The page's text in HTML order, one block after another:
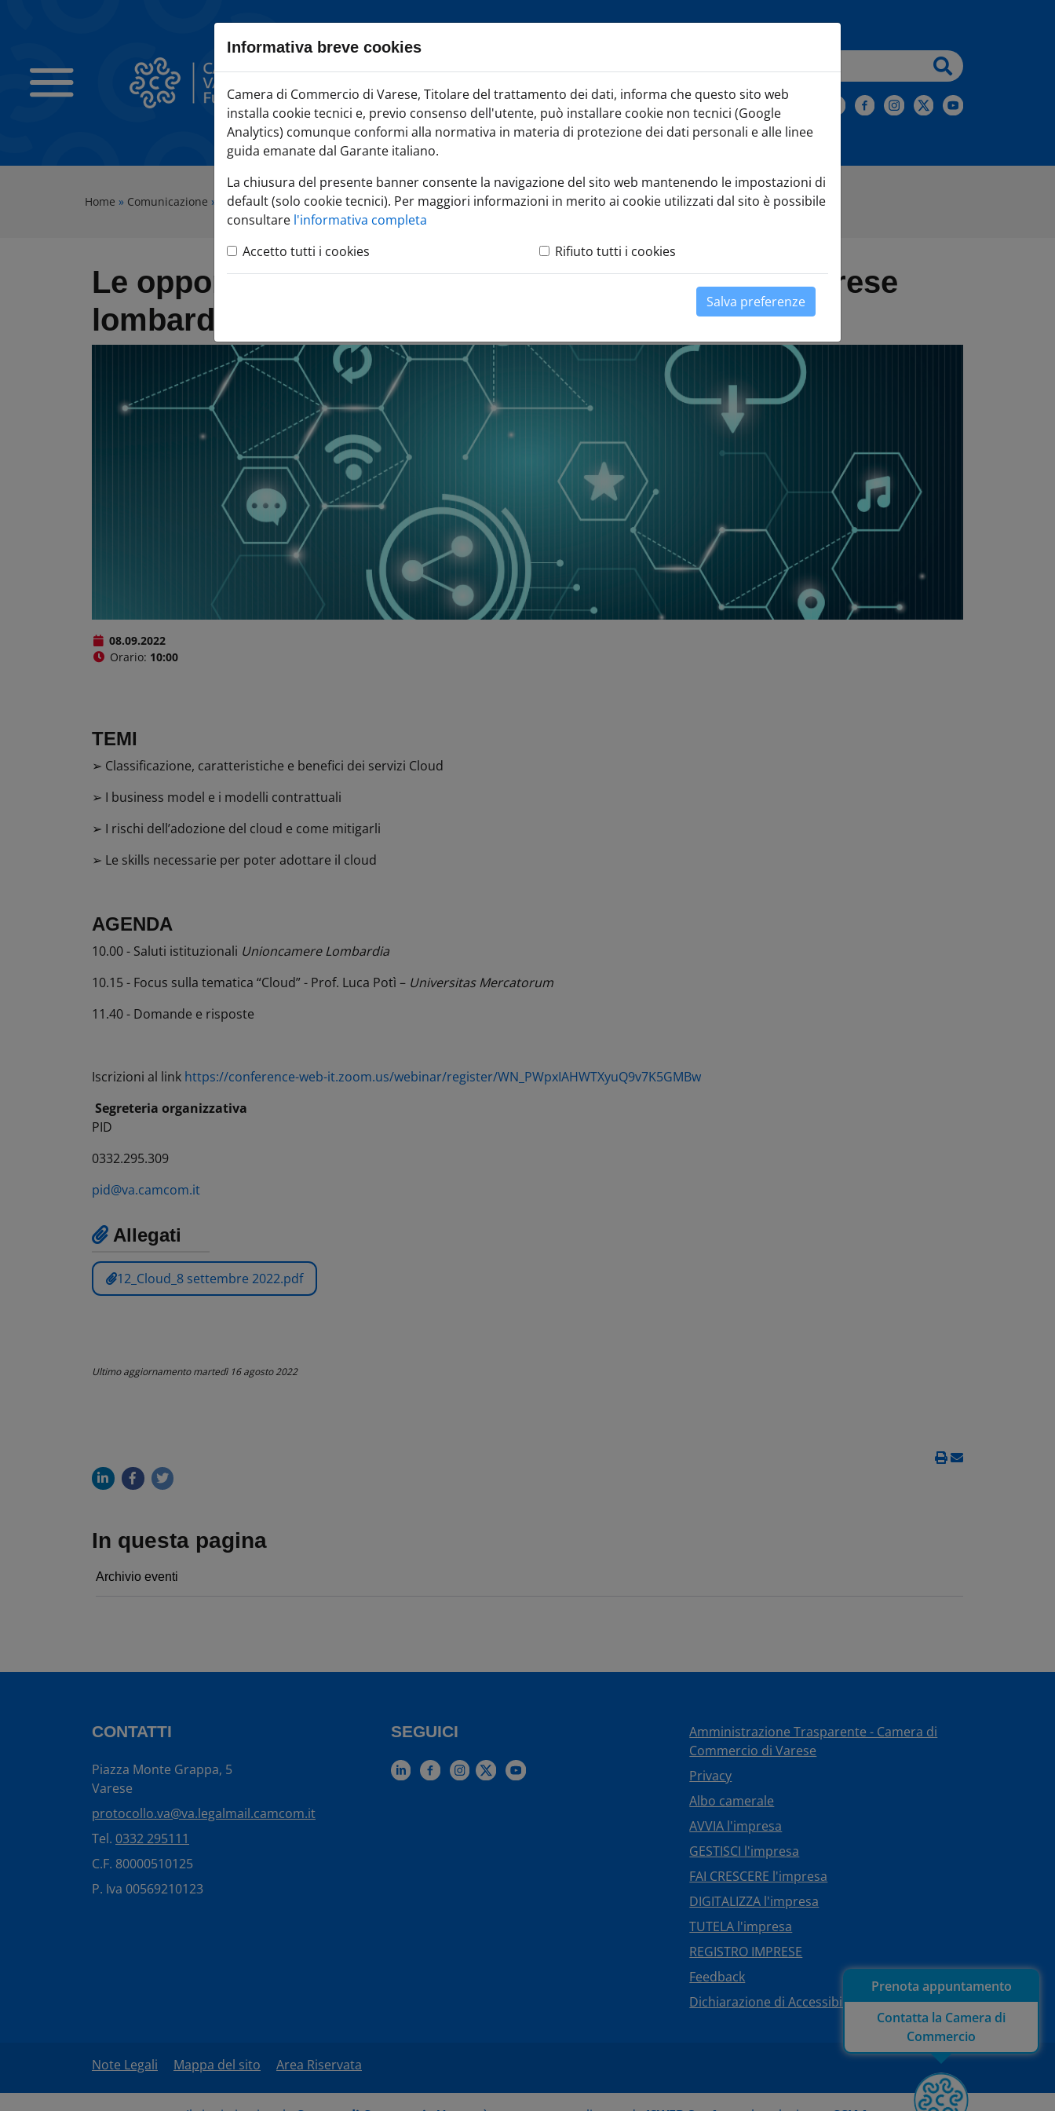
Vai al sezione Percorso briciole di pane
Vai al Contenuto principale della pagina
Vai alla sezione dedicata alle informazioni correlate via TAG
Vai al footer
Camera di Commercio Varese
Iscriviti alla Newsletter
Home » Comunicazione » Agenda Eventi»Le opportunità della transizione digitale per le imprese lombarde: focus su "Cloud"
Le opportunità della transizione digitale per le imprese
lombarde: focus su "Cloud"
08.09.2022
Orario: 10:00
TEMI
➢ Classificazione, caratteristiche e benefici dei servizi Cloud
➢ I business model e i modelli contrattuali
➢ I rischi dell’adozione del cloud e come mitigarli
➢ Le skills necessarie per poter adottare il cloud
AGENDA
10.00 - Saluti istituzionali Unioncamere Lombardia
10.15 - Focus sulla tematica “Cloud” - Prof. Luca Potì – Universitas Mercatorum
11.40 - Domande e risposte
Iscrizioni al link https://conference-web-it.zoom.us/webinar/register/WN_PWpxIAHWTXyuQ9v7K5GMBw
Segreteria organizzativa
PID
0332.295.309
pid@va.camcom.it
Allegati
12_Cloud_8 settembre 2022.pdf
Ultimo aggiornamentomartedì 16 agosto 2022
In questa pagina
Archivio eventi
Prenota appuntamento
Contatta la Camera di
Commercio
CONTATTI
Piazza Monte Grappa, 5
Varese
protocollo.va@va.legalmail.camcom.it
Tel. 0332 295111
C.F. 80000510125
P. Iva 00569210123
SEGUICI
Amministrazione Trasparente - Camera di
Commercio di Varese
Privacy
Albo camerale
AVVIA l'impresa
GESTISCI l'impresa
FAI CRESCERE l'impresa
DIGITALIZZA l'impresa
TUTELA l'impresa
REGISTRO IMPRESE
Feedback
Dichiarazione di Accessibilità
Note Legali Mappa del sito Area Riservata
Informativa breve cookies
Camera di Commercio di Varese, Titolare del trattamento dei dati, informa che questo sito web
installa cookie tecnici e, previo consenso dell'utente, può installare cookie non tecnici (Google
Analytics) comunque conformi alla normativa in materia di protezione dei dati personali e alle linee
guida emanate dal Garante italiano.
La chiusura del presente banner consente la navigazione del sito web mantenendo le impostazioni di
default (solo cookie tecnici). Per maggiori informazioni in merito ai cookie utilizzati dal sito è possibile
consultare l'informativa completa
Accetto tutti i cookies
Rifiuto tutti i cookies
Salva preferenze